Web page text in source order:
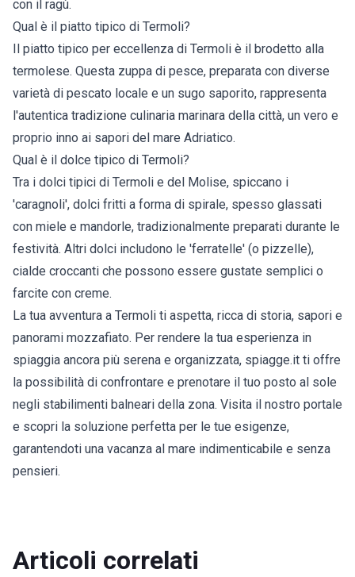
con il ragù.
Qual è il piatto tipico di Termoli?
Il piatto tipico per eccellenza di Termoli è il brodetto alla
termolese. Questa zuppa di pesce, preparata con diverse
varietà di pescato locale e un sugo saporito, rappresenta
l'autentica tradizione culinaria marinara della città, un vero e
proprio inno ai sapori del mare Adriatico.
Qual è il dolce tipico di Termoli?
Tra i dolci tipici di Termoli e del Molise, spiccano i
'caragnoli', dolci fritti a forma di spirale, spesso glassati
con miele e mandorle, tradizionalmente preparati durante le
festività. Altri dolci includono le 'ferratelle' (o pizzelle),
cialde croccanti che possono essere gustate semplici o
farcite con creme.
La tua avventura a Termoli ti aspetta, ricca di storia, sapori e
panorami mozzafiato. Per rendere la tua esperienza in
spiaggia ancora più serena e organizzata, spiagge.it ti offre
la possibilità di confrontare e prenotare il tuo posto al sole
negli stabilimenti balneari della zona. Visita il nostro portale
e scopri la soluzione perfetta per le tue esigenze,
garantendoti una vacanza al mare indimenticabile e senza
pensieri.
Articoli correlati